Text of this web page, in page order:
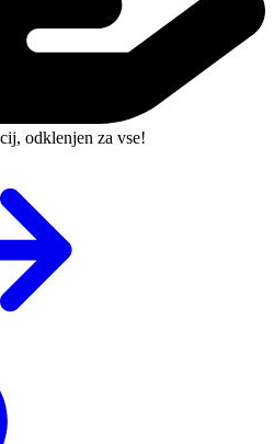
odklenjen za vse!